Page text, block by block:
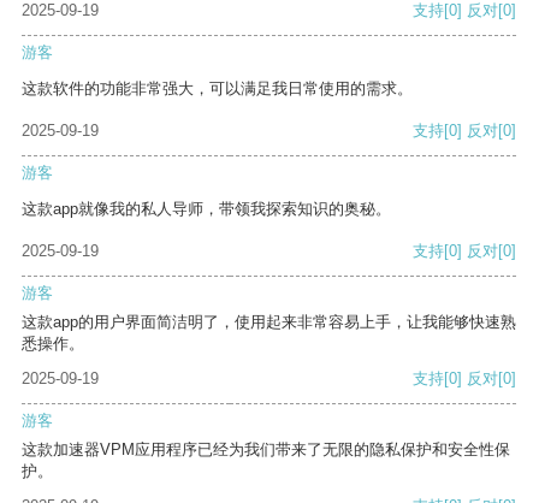
2025-09-19 支持[0] 反对[0]
游客
这款软件的功能非常强大，可以满足我日常使用的需求。
2025-09-19 支持[0] 反对[0]
游客
这款app就像我的私人导师，带领我探索知识的奥秘。
2025-09-19 支持[0] 反对[0]
游客
这款app的用户界面简洁明了，使用起来非常容易上手，让我能够快速熟
悉操作。
2025-09-19
支持[0] 反对[0]
游客
这款加速器VPM应用程序已经为我们带来了无限的隐私保护和安全性保
护。